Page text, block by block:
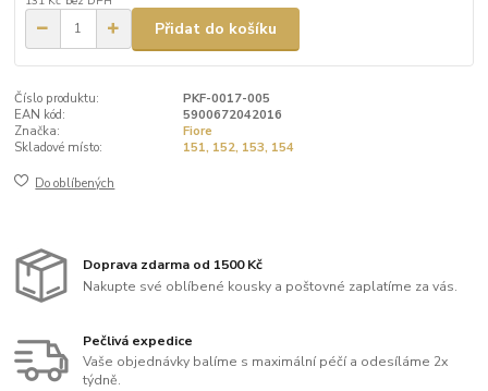
Přidat do košíku
Číslo produktu:
PKF-0017-005
EAN kód:
5900672042016
Značka:
Fiore
Skladové místo:
151, 152, 153, 154
Do oblíbených
Doprava zdarma od 1500 Kč
Nakupte své oblíbené kousky a poštovné zaplatíme za vás.
Pečlivá expedice
Vaše objednávky balíme s maximální péčí a odesíláme 2x
týdně.